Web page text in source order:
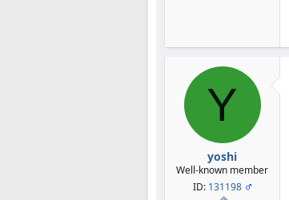
Y
yoshi
Well-known member
ID: 131198